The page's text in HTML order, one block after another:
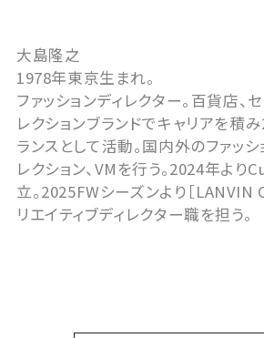
大島隆之
1978年東京生まれ。
ファッションディレクター。百貨店、
レクションブランドでキャリアを積
ランスとして活動。国内外のファッシ
レクション、VMを行う。2024年よ
立。2025FWシーズンより［LANVIN
リエイティブディレクター職を担う。